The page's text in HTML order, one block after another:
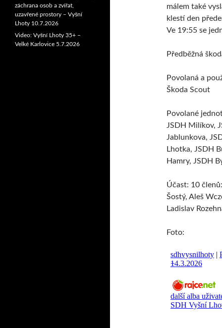
málem také
klestí den
Ve 19:55 se
Předběžná
Povolaná a
Škoda Scout
Povolané
JSDH Milíkov,
Jablunkova,
Lhotka, JSDH
Hamry, JSDH
Účast: 10
Šostý, Aleš
Ladislav
Foto:
záchrana osob a zvířat,
uzavřené prostory – Vyšní
Lhoty 10.7.2026
Video: Vyšní Lhoty 35+ –
Velké Karlovice 5.7.2026